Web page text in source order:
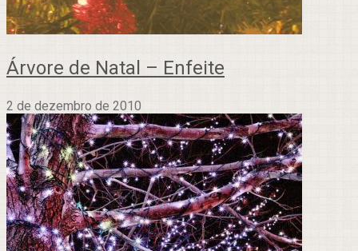
Árvore de Natal – Enfeite
2 de dezembro de 2010